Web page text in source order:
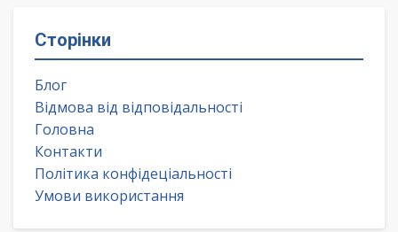
Сторінки
Блог
Відмова від відповідальності
Головна
Контакти
Політика конфідеціальності
Умови використання